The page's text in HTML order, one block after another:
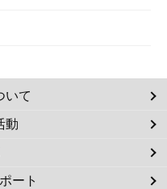
いて
動
ート